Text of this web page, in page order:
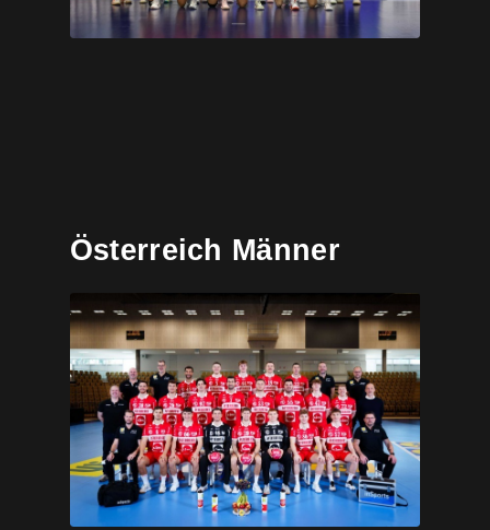
Österreich Männer